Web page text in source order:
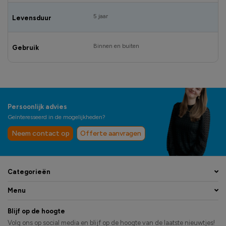
Levensduur 5 jaar
Gebruik Binnen en buiten
Persoonlijk advies
Geïnteresseerd in de mogelijkheden?
Neem contact op Offerte aanvragen
Categorieën
Menu
Blijf op de hoogte
Volg ons op social media en blijf op de hoogte van de laatste nieuwtjes!